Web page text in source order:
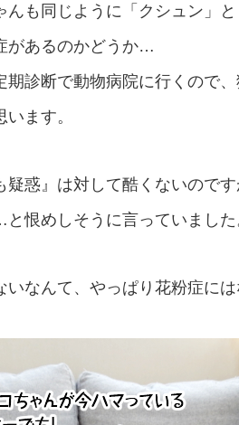
んも同じように「クシュン」
があるのかどうか…
期診断で動物病院に行くので
ます。
疑惑』は対して酷くないので
恨めしそうに言っていました
なんて、やっぱり花粉症には